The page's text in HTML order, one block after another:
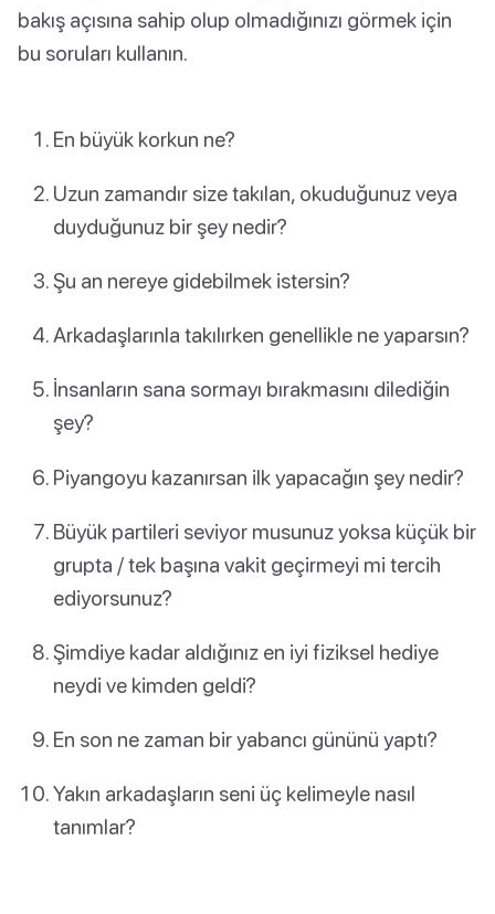
bakış açısına sahip olup olmadığınızı görmek için
bu soruları kullanın.
En büyük korkun ne?
Uzun zamandır size takılan, okuduğunuz veya
duyduğunuz bir şey nedir?
Şu an nereye gidebilmek istersin?
Arkadaşlarınla takılırken genellikle ne yaparsın?
İnsanların sana sormayı bırakmasını dilediğin
şey?
Piyangoyu kazanırsan ilk yapacağın şey nedir?
Büyük partileri seviyor musunuz yoksa küçük bir
grupta / tek başına vakit geçirmeyi mi tercih
ediyorsunuz?
Şimdiye kadar aldığınız en iyi fiziksel hediye
neydi ve kimden geldi?
En son ne zaman bir yabancı gününü yaptı?
Yakın arkadaşların seni üç kelimeyle nasıl
tanımlar?